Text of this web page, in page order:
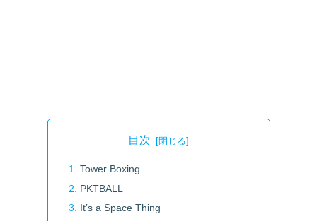
目次
Tower Boxing
PKTBALL
It’s a Space Thing